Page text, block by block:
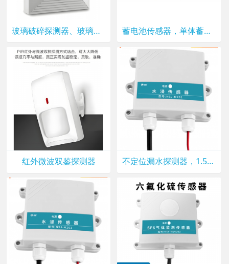
玻璃破碎探测器、玻璃振动传感器 蓄电池传感器，单体蓄电池健康检测
红外微波双鉴探测器 不定位漏水探测器，1.5/3米漏水绳